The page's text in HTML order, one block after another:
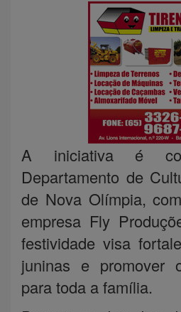
A iniciativa é
Departamento de
de Nova Olímpia,
empresa Fly
festividade visa
juninas e promover
para toda a família.